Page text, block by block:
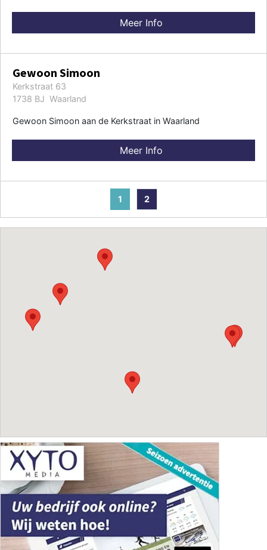
Meer Info
Gewoon Simoon
Kerkstraat 63
1738 BJ Waarland
Gewoon Simoon aan de Kerkstraat in Waarland
Meer Info
1 2